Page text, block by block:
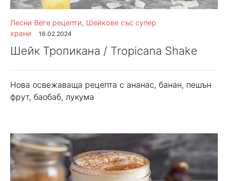
Лесни Веге рецепти, Шейкове със супер
храни
16.02.2024
Шейк Тропикана / Tropicana Shake
Нова освежаваща рецепта с ананас, банан, пешън
фрут, баобаб, лукума